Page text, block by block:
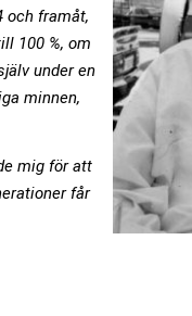
och framåt,
100 %, om
under en
minnen,
mig för att
får